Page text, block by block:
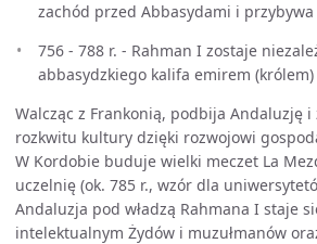
zachód przed Abbasydami i
756 - 788 r. - Rahman I zostaje
abbasydzkiego kalifa emirem (królem)
Walcząc z Frankonią, podbija Andaluzję i
rozkwitu kultury dzięki rozwojowi
W Kordobie buduje wielki meczet La
uczelnię (ok. 785 r., wzór dla
Andaluzja pod władzą Rahmana I staje
intelektualnym Żydów i muzułmanów